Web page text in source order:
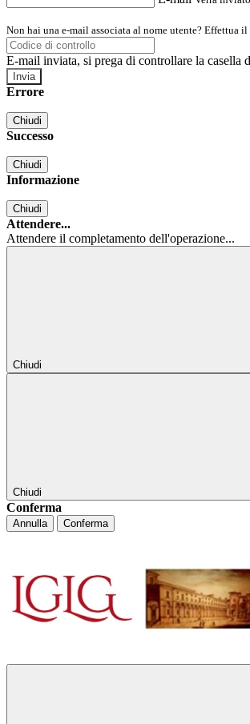
Non hai una e-mail associata al nome utente? Effettua
E-mail inviata, si prega di controllare la casella
Errore
Chiudi
Successo
Chiudi
Informazione
Chiudi
Attendere...
Attendere il completamento dell'operazione...
Chiudi
Chiudi
Conferma
Annulla Conferma